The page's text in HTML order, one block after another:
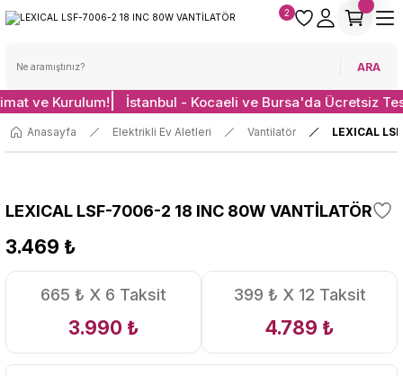
ARA
2
ve Kurulum! İstanbul - Kocaeli ve Bursa'da Ücretsiz
Anasayfa Elektrikli Ev Aletleri Vantilatör LEXICAL
LEXICAL LSF-7006-2 18 INC 80W VANTİLATÖR
3.469 ₺
665 ₺ X 6 Taksit
3.990 ₺
399 ₺ X 12 Taksit
4.789 ₺